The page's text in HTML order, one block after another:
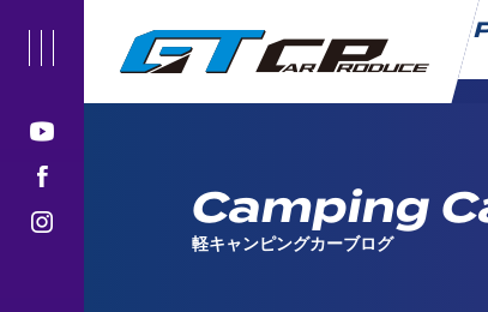
Camping
軽キャンピングカーブログ